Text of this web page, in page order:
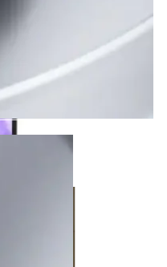
Смартфонов
Кешей
И Избежать
Типы Девушек,